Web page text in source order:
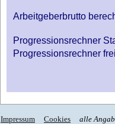
Arbeitgeberbrutto
Progressionsrechner
Progressionsrechner
Impressum Cookies alle